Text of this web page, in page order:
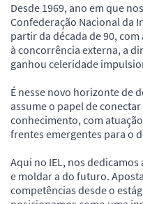
Desde 1969, ano em que
Confederação Nacional da
partir da década de 90,
à concorrência externa, a
ganhou celeridade
É nesse novo horizonte de
assume o papel de
conhecimento, com
frentes emergentes para o
Aqui no IEL, nos
e moldar a do futuro.
competências desde o